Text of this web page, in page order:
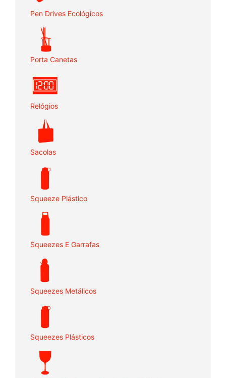
Pen Drives Ecológicos
Porta Canetas
Relógios
Sacolas
Squeeze Plástico
Squeezes E Garrafas
Squeezes Metálicos
Squeezes Plásticos